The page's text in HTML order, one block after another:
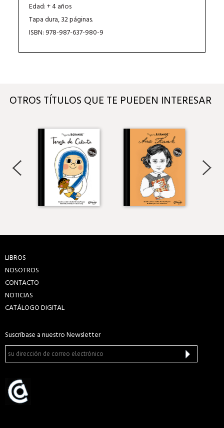
Edad: + 4 años
Tapa dura, 32 páginas.
ISBN: 978-987-637-980-9
OTROS TÍTULOS QUE TE PUEDEN INTERESAR
LIBROS
NOSOTROS
CONTACTO
NOTICIAS
CATÁLOGO DIGITAL
Suscríbase a nuestro Newsletter